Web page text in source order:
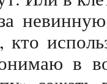
невинную
кто
в